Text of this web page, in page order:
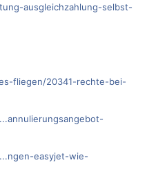
ausgleichzahlung-selbst-
fliegen/20341-rechte-bei-
easyjet-wie-